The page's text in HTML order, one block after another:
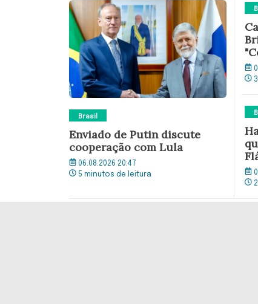
Brasil
Enviado de Putin discute
cooperação com Lula
06.08.2026 20:47
5 minutos de leitura